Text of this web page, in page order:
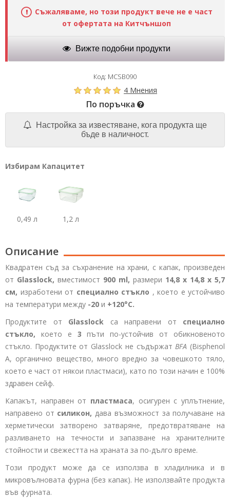
Съжаляваме, но този продукт вече не е част
от офертата на Китчъншоп
Вижте подобни продукти
Код: MCSB090
4 Мнения
По поръчка
бъде в наличност.
Избирам Капацитет
0,49 л 1,2 л
Описание
Квадратен съд за съхранение на храни, с капак, произведен
от Glasslock, вместимост 900 ml, размери 14,8 x 14,8 x 5,7
см, изработени от специално стъкло , което е устойчиво
на температури между -20 и +120°C.
Продуктите от Glasslock са направени от специално
стъкло, което е 3 пъти по-устойчив от обикновеното
стъкло. Продуктите от Glasslock не съдържат BFA (Bisphenol
A, органично вещество, много вредно за човешкото тяло,
което е част от някои пластмаси), като по този начин е 100%
здравен сейф.
Капакът, направен от пластмаса, осигурен с уплътнение,
направено от силикон, дава възможност за получаване на
херметически затворено затваряне, предотвратяване на
разливането на течности и запазване на хранителните
стойности и свежестта на храната за по-дълго време.
Този продукт може да се използва в хладилника и в
микровълновата фурна (без капак). Не използвайте продукта
във фурната.